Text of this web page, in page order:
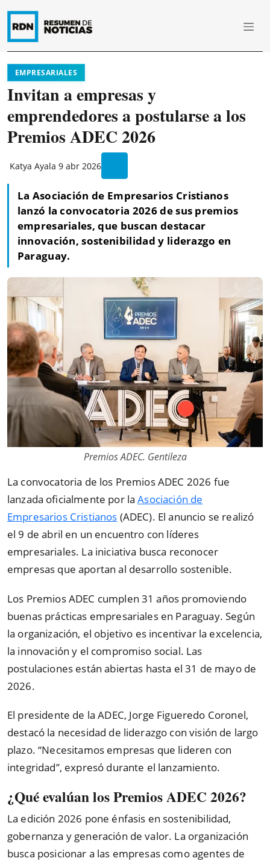
EMPRESARIALES
Invitan a empresas y
emprendedores a postularse a los
Premios ADEC 2026
Katya Ayala 9 abr 2026
La Asociación de Empresarios Cristianos
lanzó la convocatoria 2026 de sus premios
empresariales, que buscan destacar
innovación, sostenibilidad y liderazgo en
Paraguay.
Premios ADEC. Gentileza
La convocatoria de los Premios ADEC 2026 fue
lanzada oficialmente por laAsociación de
Empresarios Cristianos (ADEC). El anuncio se realizó
el 9 de abril en un encuentro con líderes
empresariales. La iniciativa busca reconocer
empresas que aportan al desarrollo sostenible.
Los Premios ADEC cumplen 31 años promoviendo
buenas prácticas empresariales en Paraguay. Según
la organización, el objetivo es incentivar la excelencia,
la innovación y el compromiso social. Las
postulaciones están abiertas hasta el 31 de mayo de
2026.
El presidente de la ADEC, Jorge Figueredo Coronel,
destacó la necesidad de liderazgo con visión de largo
plazo. “Necesitamos empresas que lideren con
integridad”, expresó durante el lanzamiento.
¿Qué evalúan los Premios ADEC 2026?
La edición 2026 pone énfasis en sostenibilidad,
gobernanza y generación de valor. La organización
busca posicionar a las empresas como agentes de